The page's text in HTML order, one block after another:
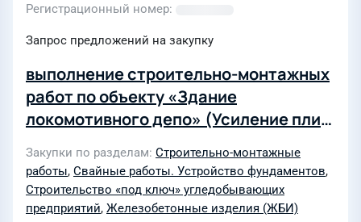
Регистрационный номер
Запрос предложений на закупку
выполнение строительно-монтажных
работ по объекту «Здание
локомотивного депо» (Усиление плит
восстановление поверхности
стеновых ж/б панелей) филиала
«Бачатский угольный разрез»
Закупки по разделам Строительно-монтажные
работы, Свайные работы. Устройство фундаментов,
Строительство «под ключ» угледобывающих
предприятий, Железобетонные изделия (ЖБИ)